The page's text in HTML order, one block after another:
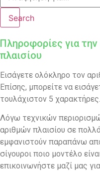
Search
Πληροφορίες για
πλαισίου
Εισάγετε ολόκληρο τον
Επίσης, μπορείτε να
τουλάχιστον 5 χαρακτήρες.
Λόγω τεχνικών
αριθμών πλαισίου σε
εμφανιστούν παραπάνω
σίγουροι ποιο μοντέλο
επικοινωνήστε μαζί μας